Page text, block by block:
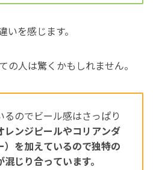
を感じます。
の人は驚くかもしれません。
のでビール感はさっぱり
レンジピールやコリアンダ
）を加えているので独特の
じり合っています。